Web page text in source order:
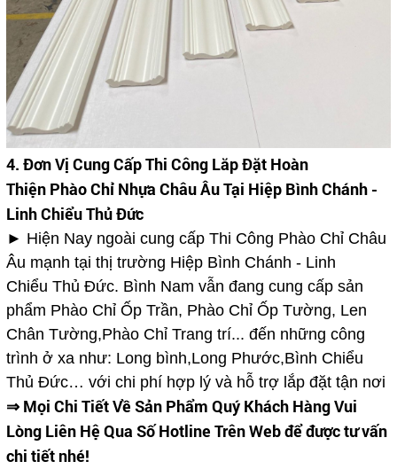
4. Đơn Vị Cung Cấp Thi Công Lăp Đặt Hoàn
Thiện Phào Chỉ Nhựa Châu Âu Tại Hiệp Bình Chánh -
Linh Chiểu Thủ Đức
► Hiện Nay ngoài cung cấp Thi Công Phào Chỉ Châu
Âu mạnh tại thị trường Hiệp Bình Chánh - Linh
Chiểu Thủ Đức. Bình Nam vẫn đang cung cấp sản
phẩm Phào Chỉ Ốp Trần, Phào Chỉ Ốp Tường, Len
Chân Tường,Phào Chỉ Trang trí... đến những công
trình ở xa như: Long bình,Long Phước,Bình Chiểu
Thủ Đức… với chi phí hợp lý và hỗ trợ lắp đặt tận nơi
⇒ Mọi Chi Tiết Về Sản Phẩm Quý Khách Hàng Vui
Lòng Liên Hệ Qua Số Hotline Trên Web để được tư vấn
chi tiết nhé!